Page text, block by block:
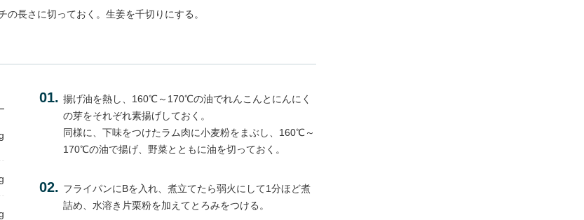
長さに切っておく。生姜を千切りにする。
揚げ油を熱し、160℃～170℃の油でれんこんとにんにく
の芽をそれぞれ素揚げしておく。
同様に、下味をつけたラム肉に小麦粉をまぶし、160℃～
170℃の油で揚げ、野菜とともに油を切っておく。
フライパンにBを入れ、煮立てたら弱火にして1分ほど煮
詰め、水溶き片栗粉を加えてとろみをつける。